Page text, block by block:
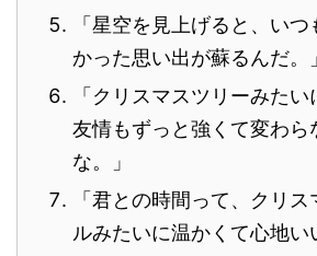
「星空を見上げると、い
かった思い出が蘇るんだ。」
「クリスマスツリーみた
友情もずっと強くて変わら
な。」
「君との時間って、クリ
ルみたいに温かくて心地い